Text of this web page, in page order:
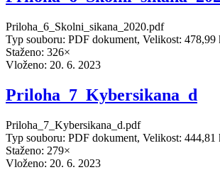
Priloha_6_Skolni_sikana_2020.pdf
Typ souboru: PDF dokument, Velikost: 478,99
Staženo: 326×
Vloženo: 20. 6. 2023
Priloha_7_Kybersikana_d
Priloha_7_Kybersikana_d.pdf
Typ souboru: PDF dokument, Velikost: 444,81
Staženo: 279×
Vloženo: 20. 6. 2023